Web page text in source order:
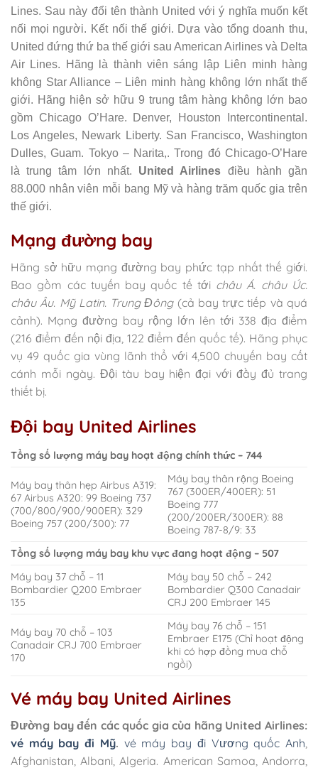
Lines. Sau này đổi tên thành United với ý nghĩa muốn kết
nối mọi người. Kết nối thế giới. Dựa vào tổng doanh thu,
United đứng thứ ba thế giới sau American Airlines và Delta
Air Lines. Hãng là thành viên sáng lập Liên minh hàng
không Star Alliance – Liên minh hàng không lớn nhất thế
giới. Hãng hiện sở hữu 9 trung tâm hàng không lớn bao
gồm Chicago O’Hare. Denver, Houston Intercontinental.
Los Angeles, Newark Liberty. San Francisco, Washington
Dulles, Guam. Tokyo – Narita,. Trong đó Chicago-O’Hare
là trung tâm lớn nhất. United Airlines điều hành gần
88.000 nhân viên mỗi bang Mỹ và hàng trăm quốc gia trên
thế giới.
Mạng đường bay
Hãng sở hữu mạng đường bay phức tạp nhất thế giới.
Bao gồm các tuyến bay quốc tế tớichâu Á. châu Úc.
châu Âu. Mỹ Latin. Trung Đông(cả bay trực tiếp và quá
cảnh). Mạng đường bay rộng lớn lên tới 338 địa điểm
(216 điểm đến nội địa, 122 điểm đến quốc tế). Hãng phục
vụ 49 quốc gia vùng lãnh thổ với 4,500 chuyến bay cất
cánh mỗi ngày. Đội tàu bay hiện đại với đầy đủ trang
thiết bị.
Đội bay United Airlines
Tổng số lượng máy bay hoạt động chính thức – 744
Máy bay thân hẹp Airbus A319:
67 Airbus A320: 99 Boeing 737
(700/800/900/900ER): 329
Boeing 757 (200/300): 77
Máy bay thân rộng Boeing
767 (300ER/400ER): 51
Boeing 777
(200/200ER/300ER): 88
Boeing 787-8/9: 33
Tổng số lượng máy bay khu vực đang hoạt động – 507
Máy bay 37 chỗ – 11
Bombardier Q200 Embraer
135
Máy bay 50 chỗ – 242
Bombardier Q300 Canadair
CRJ 200 Embraer 145
Máy bay 70 chỗ – 103
Canadair CRJ 700 Embraer
170
Máy bay 76 chỗ – 151
Embraer E175 (Chỉ hoạt động
khi có hợp đồng mua chỗ
ngồi)
Vé máy bay United Airlines
Đường bay đến các quốc gia của hãng United Airlines:
vé máy bay đi Mỹ. vé máy bay đi Vương quốc Anh
Afghanistan, Albani, Algeria. American Samoa, Andorra,